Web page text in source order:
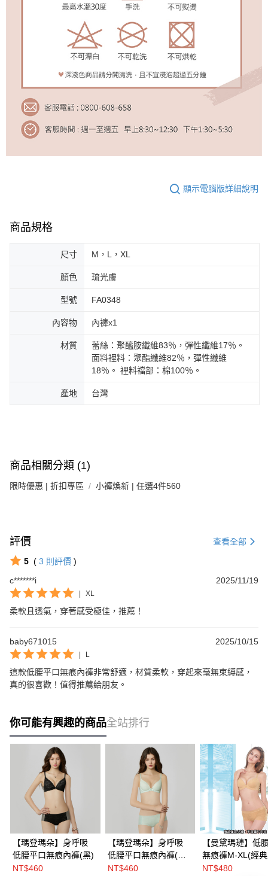
顯示電腦版詳細說明
商品規格
尺寸 M，L，XL
顏色 琉光膚
型號 FA0348
內容物 內褲x1
材質
蕾絲：聚醯胺纖維83％，彈性纖維17％。
面料裡料：聚酯纖維82％，彈性纖維
18％。 裡料襠部：棉100％。
產地 台灣
商品相關分類 (1)
限時優惠 | 折扣專區 小褲煥新 | 任選4件560
評價 查看全部
5 ( 3 則評價 )
c*******i
2025/11/19
| XL
柔軟且透氣，穿著感受極佳，推薦！
baby671015 2025/10/15
| L
這款低腰平口無痕內褲非常舒適，材質柔軟，穿起來毫無束縛感，
真的很喜歡！值得推薦給朋友。
你可能有興趣的商品全站排行
【瑪登瑪朵】身呼吸
低腰平口無痕內褲(黑)
NT$460
【瑪登瑪朵】身呼吸
低腰平口無痕內褲(清
新綠)
NT$460
【曼黛瑪璉】低
無痕褲M-XL(經
NT$480